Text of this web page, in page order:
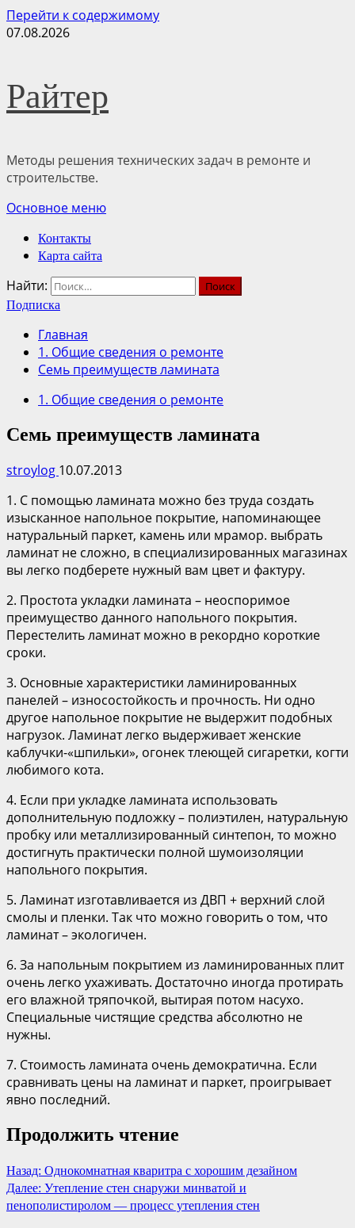
Перейти к содержимому
07.08.2026
Райтер
Методы решения технических задач в ремонте и
строительстве.
Основное меню
Контакты
Карта сайта
Найти:
Подписка
Главная
1. Общие сведения о ремонте
Семь преимуществ ламината
1. Общие сведения о ремонте
Семь преимуществ ламината
stroylog 10.07.2013
1. С помощью ламината можно без труда создать
изысканное напольное покрытие, напоминающее
натуральный паркет, камень или мрамор. выбрать
ламинат не сложно, в специализированных магазинах
вы легко подберете нужный вам цвет и фактуру.
2. Простота укладки ламината – неоспоримое
преимущество данного напольного покрытия.
Перестелить ламинат можно в рекордно короткие
сроки.
3. Основные характеристики ламинированных
панелей – износостойкость и прочность. Ни одно
другое напольное покрытие не выдержит подобных
нагрузок. Ламинат легко выдерживает женские
каблучки-«шпильки», огонек тлеющей сигаретки, когти
любимого кота.
4. Если при укладке ламината использовать
дополнительную подложку – полиэтилен, натуральную
пробку или металлизированный синтепон, то можно
достигнуть практически полной шумоизоляции
напольного покрытия.
5. Ламинат изготавливается из ДВП + верхний слой
смолы и пленки. Так что можно говорить о том, что
ламинат – экологичен.
6. За напольным покрытием из ламинированных плит
очень легко ухаживать. Достаточно иногда протирать
его влажной тряпочкой, вытирая потом насухо.
Специальные чистящие средства абсолютно не
нужны.
7. Стоимость ламината очень демократична. Если
сравнивать цены на ламинат и паркет, проигрывает
явно последний.
Продолжить чтение
Назад: Однокомнатная кваритра с хорошим дезайном
Далее: Утепление стен снаружи минватой и
пенополистиролом — процесс утепления стен